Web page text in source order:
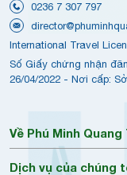
0236 7 307 797
International Travel
Số Giấy chứng nhận
26/04/2022 - Nơi cấp:
Về Phú Minh
Dịch vụ của chúng